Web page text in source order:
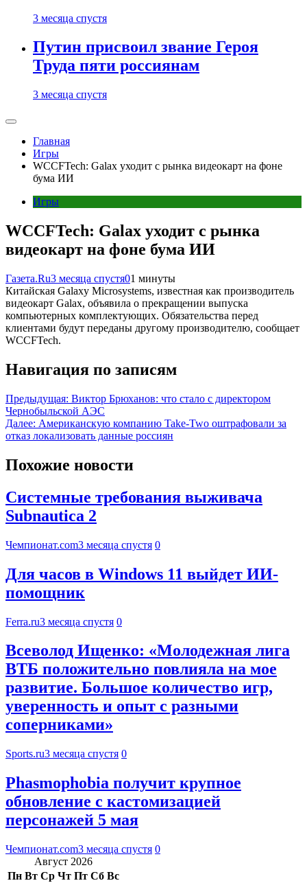
3 месяца спустя
Путин присвоил звание Героя
Труда пяти россиянам
3 месяца спустя
Главная
Игры
WCCFTech: Galax уходит с рынка видеокарт на фоне
бума ИИ
Игры
WCCFTech: Galax уходит с рынка
видеокарт на фоне бума ИИ
Газета.Ru3 месяца спустя01 минуты
Китайская Galaxy Microsystems, известная как производитель
видеокарт Galax, объявила о прекращении выпуска
компьютерных комплектующих. Обязательства перед
клиентами будут переданы другому производителю, сообщает
WCCFTech.
Навигация по записям
Предыдущая: Виктор Брюханов: что стало с директором
Чернобыльской АЭС
Далее: Американскую компанию Take-Two оштрафовали за
отказ локализовать данные россиян
Похожие новости
Системные требования выживача
Subnautica 2
Чемпионат.com3 месяца спустя 0
Для часов в Windows 11 выйдет ИИ-
помощник
Ferra.ru3 месяца спустя 0
Всеволод Ищенко: «Молодежная лига
ВТБ положительно повлияла на мое
развитие. Большое количество игр,
уверенность и опыт с разными
соперниками»
Sports.ru3 месяца спустя 0
Phasmophobia получит крупное
обновление с кастомизацией
персонажей 5 мая
Чемпионат.com3 месяца спустя 0
Август 2026
Пн Вт Ср Чт Пт Сб Вс